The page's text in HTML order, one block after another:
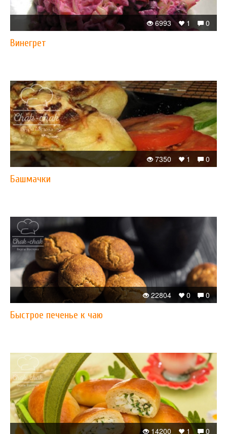
0
1
6993
Винегрет
0
1
7350
Башмачки
0
0
22804
Быстрое печенье к чаю
0
1
14200